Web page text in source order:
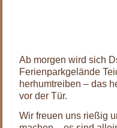
Ab morgen wird sich
Ferienparkgelände
herhumtreiben – das
vor der Tür.
Wir freuen uns rießig